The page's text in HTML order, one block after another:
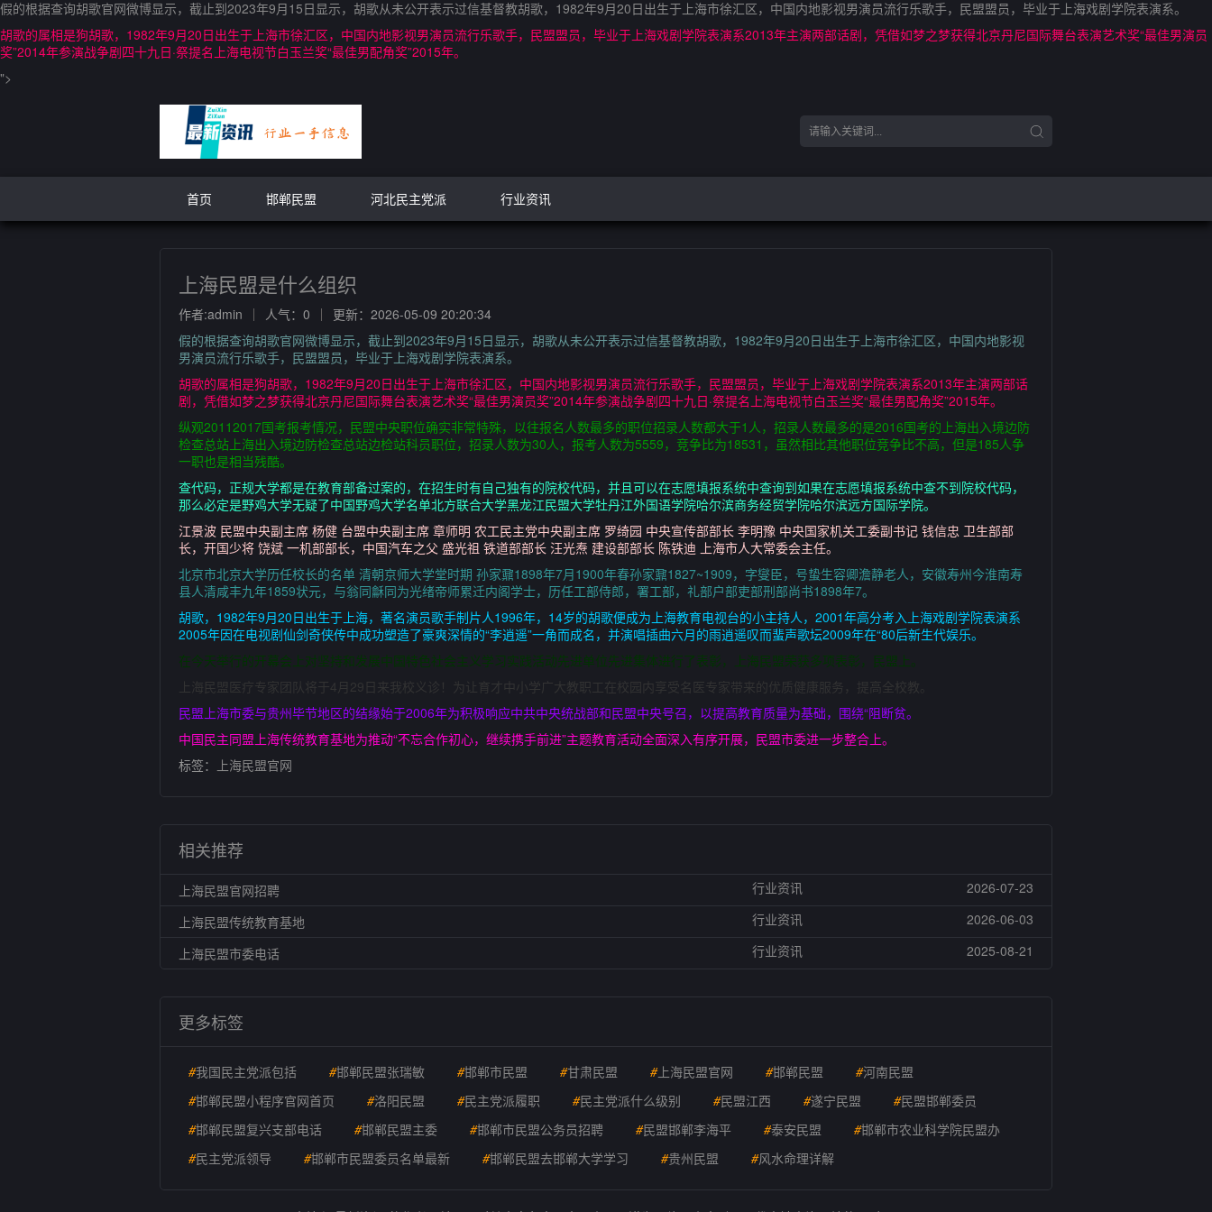
假的根据查询胡歌官网微博显示，截止到2023年9月15日显示，胡歌从未公开表示过信基督教胡歌，1982年9月20日出生于上海市徐汇区，中国内地影视男演员流行乐歌手，民盟盟员，毕业于上海戏剧学院表演系。
胡歌的属相是狗胡歌，1982年9月20日出生于上海市徐汇区，中国内地影视男演员流行乐歌手，民盟盟员，毕业于上海戏剧学院表演系2013年主演两部话剧，凭借如梦之梦获得北京丹尼国际舞台表演艺术奖“最佳男演员
奖”2014年参演战争剧四十九日·祭提名上海电视节白玉兰奖“最佳男配角奖”2015年。
">
首页 邯郸民盟 河北民主党派 行业资讯
上海民盟是什么组织
作者:admin 人气：0
更新：2026-05-09 20:20:34
假的根据查询胡歌官网微博显示，截止到2023年9月15日显示，胡歌从未公开表示过信基督教胡歌，1982年9月20日出生于上海市徐汇区，中国内地影视
男演员流行乐歌手，民盟盟员，毕业于上海戏剧学院表演系。
胡歌的属相是狗胡歌，1982年9月20日出生于上海市徐汇区，中国内地影视男演员流行乐歌手，民盟盟员，毕业于上海戏剧学院表演系2013年主演两部话
剧，凭借如梦之梦获得北京丹尼国际舞台表演艺术奖“最佳男演员奖”2014年参演战争剧四十九日·祭提名上海电视节白玉兰奖“最佳男配角奖”2015年。
纵观20112017国考报考情况，民盟中央职位确实非常特殊，以往报名人数最多的职位招录人数都大于1人，招录人数最多的是2016国考的上海出入境边防
检查总站上海出入境边防检查总站边检站科员职位，招录人数为30人，报考人数为5559，竞争比为18531，虽然相比其他职位竞争比不高，但是185人争
一职也是相当残酷。
查代码，正规大学都是在教育部备过案的，在招生时有自己独有的院校代码，并且可以在志愿填报系统中查询到如果在志愿填报系统中查不到院校代码，
那么必定是野鸡大学无疑了中国野鸡大学名单北方联合大学黑龙江民盟大学牡丹江外国语学院哈尔滨商务经贸学院哈尔滨远方国际学院。
江景波 民盟中央副主席 杨健 台盟中央副主席 章师明 农工民主党中央副主席 罗绮园 中央宣传部部长 李明豫 中央国家机关工委副书记 钱信忠 卫生部部
长，开国少将 饶斌 一机部部长，中国汽车之父 盛光祖 铁道部部长 汪光焘 建设部部长 陈铁迪 上海市人大常委会主任。
北京市北京大学历任校长的名单 清朝京师大学堂时期 孙家鼐1898年7月1900年春孙家鼐1827~1909，字燮臣，号蛰生容卿澹静老人，安徽寿州今淮南寿
县人清咸丰九年1859状元，与翁同龢同为光绪帝师累迁内阁学士，历任工部侍郎，署工部，礼部户部吏部刑部尚书1898年7。
胡歌，1982年9月20日出生于上海，著名演员歌手制片人1996年，14岁的胡歌便成为上海教育电视台的小主持人，2001年高分考入上海戏剧学院表演系
2005年因在电视剧仙剑奇侠传中成功塑造了豪爽深情的“李逍遥”一角而成名，并演唱插曲六月的雨逍遥叹而蜚声歌坛2009年在“80后新生代娱乐。
在今天举行的开幕会上对坚持和发展中国特色社会主义学习实践活动先进单位先进集体进行了表彰，上海民盟荣获多项表彰，民盟上。
上海民盟医疗专家团队将于4月29日来我校义诊！为让育才中小学广大教职工在校园内享受名医专家带来的优质健康服务，提高全校教。
民盟上海市委与贵州毕节地区的结缘始于2006年为积极响应中共中央统战部和民盟中央号召，以提高教育质量为基础，围绕“阻断贫。
中国民主同盟上海传统教育基地为推动“不忘合作初心，继续携手前进”主题教育活动全面深入有序开展，民盟市委进一步整合上。
标签：
上海民盟官网
相关推荐
上海民盟官网招聘 行业资讯
2026-07-23
上海民盟传统教育基地
行业资讯
2026-06-03
上海民盟市委电话
行业资讯 2025-08-21
更多标签
#我国民主党派包括 #邯郸民盟张瑞敏 #邯郸市民盟 #甘肃民盟 #上海民盟官网 #邯郸民盟 #河南民盟
#邯郸民盟小程序官网首页 #洛阳民盟 #民主党派履职 #民主党派什么级别 #民盟江西 #遂宁民盟 #民盟邯郸委员
#邯郸民盟复兴支部电话 #邯郸民盟主委 #邯郸市民盟公务员招聘 #民盟邯郸李海平 #泰安民盟 #邯郸市农业科学院民盟办
#民主党派领导 #邯郸市民盟委员名单最新 #邯郸民盟去邯郸大学学习 #贵州民盟 #风水命理详解